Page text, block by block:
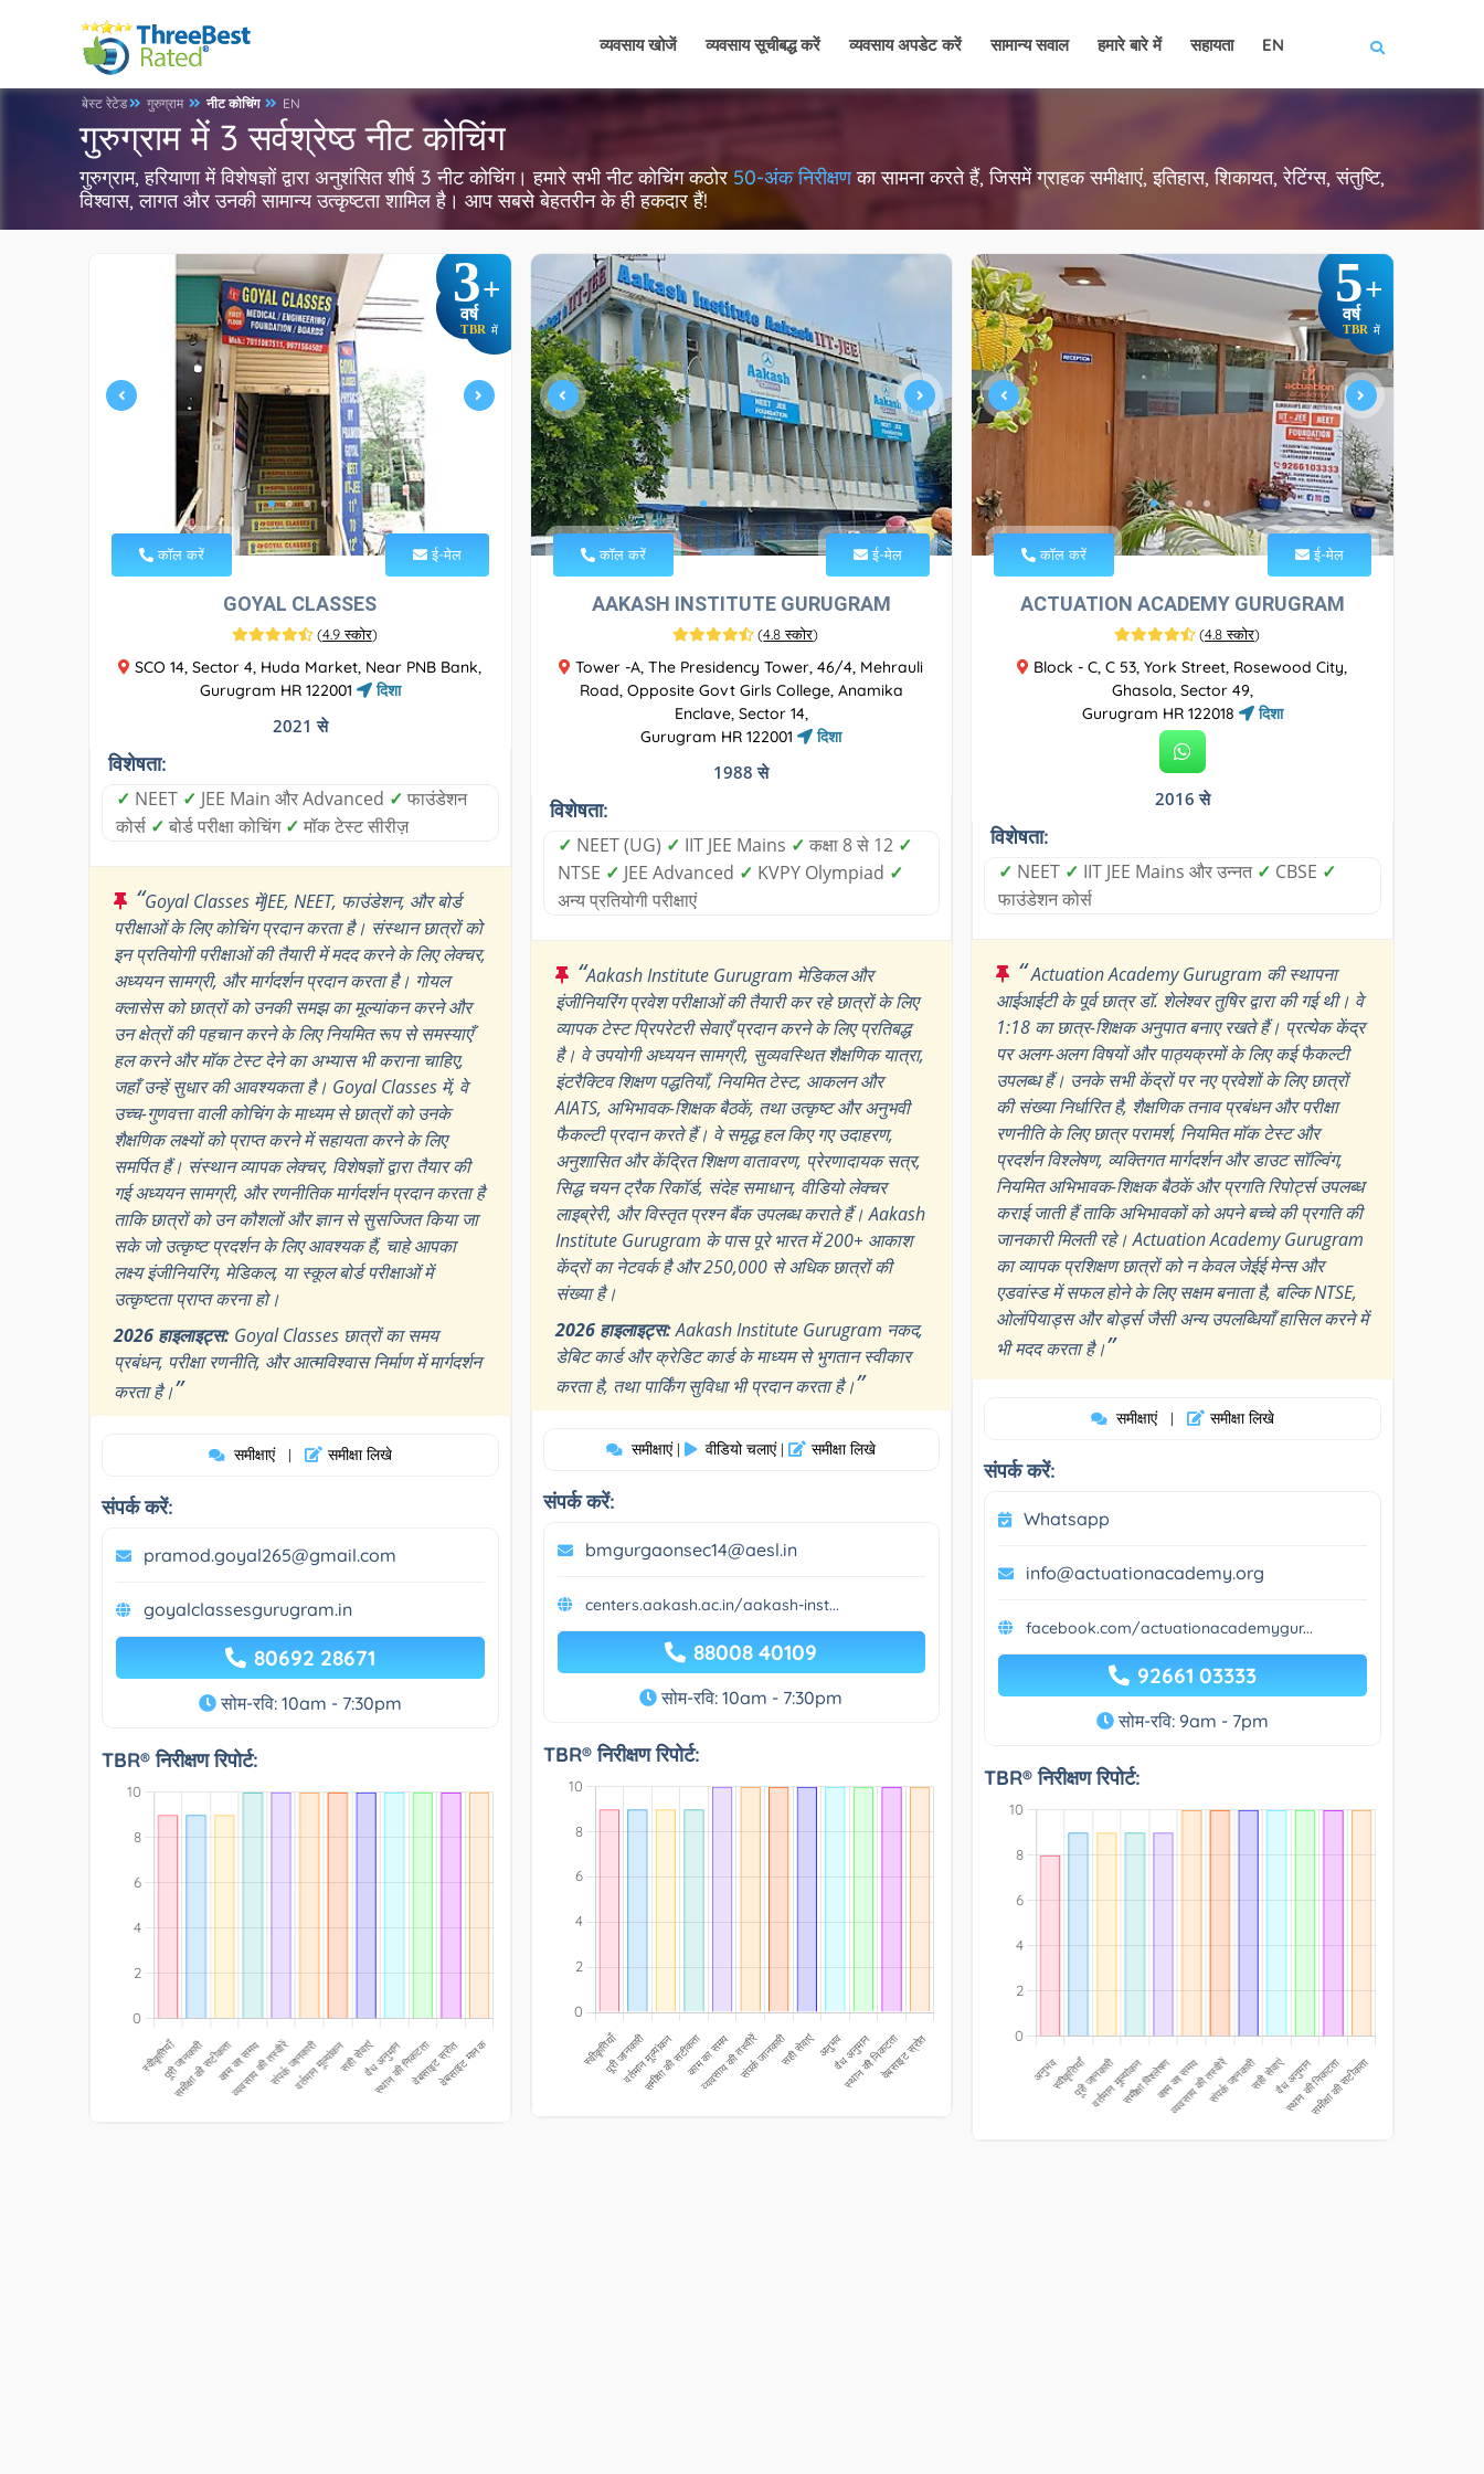
व्यवसाय खोजें व्यवसाय सूचीबद्ध करें व्यवसाय अपडेट करें सामान्य सवाल हमारे बारे में सहायता EN
बेस्ट रेटेड गुरुग्राम नीट कोचिंग EN
गुरुग्राम में 3 सर्वश्रेष्ठ नीट कोचिंग
गुरुग्राम, हरियाणा में विशेषज्ञों द्वारा अनुशंसित शीर्ष 3 नीट कोचिंग। हमारे सभी नीट कोचिंग कठोर50-अंक निरीक्षणका सामना करते हैं, जिसमें ग्राहक समीक्षाएं, इतिहास, शिकायत, रेटिंग्स, संतुष्टि,
विश्वास, लागत और उनकी सामान्य उत्कृष्टता शामिल है। आप सबसे बेहतरीन के ही हकदार हैं!
3+
वर्ष
TBR में
कॉल करें ई-मेल
GOYAL CLASSES
(4.9 स्कोर)
SCO 14, Sector 4, Huda Market, Near PNB Bank,
Gurugram HR 122001
दिशा
2021 से
विशेषता:
✓ NEET ✓ JEE Main और Advanced ✓ फाउंडेशन
कोर्स ✓ बोर्ड परीक्षा कोचिंग ✓ मॉक टेस्ट सीरीज़
“Goyal Classes मेंJEE, NEET, फाउंडेशन, और बोर्ड
परीक्षाओं के लिए कोचिंग प्रदान करता है। संस्थान छात्रों को
इन प्रतियोगी परीक्षाओं की तैयारी में मदद करने के लिए लेक्चर,
अध्ययन सामग्री, और मार्गदर्शन प्रदान करता है। गोयल
क्लासेस को छात्रों को उनकी समझ का मूल्यांकन करने और
उन क्षेत्रों की पहचान करने के लिए नियमित रूप से समस्याएँ
हल करने और मॉक टेस्ट देने का अभ्यास भी कराना चाहिए,
जहाँ उन्हें सुधार की आवश्यकता है। Goyal Classes में, वे
उच्च-गुणवत्ता वाली कोचिंग के माध्यम से छात्रों को उनके
शैक्षणिक लक्ष्यों को प्राप्त करने में सहायता करने के लिए
समर्पित हैं। संस्थान व्यापक लेक्चर, विशेषज्ञों द्वारा तैयार की
गई अध्ययन सामग्री, और रणनीतिक मार्गदर्शन प्रदान करता है
ताकि छात्रों को उन कौशलों और ज्ञान से सुसज्जित किया जा
सके जो उत्कृष्ट प्रदर्शन के लिए आवश्यक हैं, चाहे आपका
लक्ष्य इंजीनियरिंग, मेडिकल, या स्कूल बोर्ड परीक्षाओं में
उत्कृष्टता प्राप्त करना हो।
2026 हाइलाइट्स: Goyal Classes छात्रों का समय
प्रबंधन, परीक्षा रणनीति, और आत्मविश्वास निर्माण में मार्गदर्शन
करता है।”
समीक्षाएं | समीक्षा लिखे
संपर्क करें:
pramod.goyal265@gmail.com
goyalclassesgurugram.in
80692 28671
सोम-रवि: 10am - 7:30pm
TBR® निरीक्षण रिपोर्ट:
कॉल करें ई-मेल
AAKASH INSTITUTE GURUGRAM
(4.8 स्कोर)
Tower -A, The Presidency Tower, 46/4, Mehrauli
Road, Opposite Govt Girls College, Anamika
Enclave, Sector 14,
Gurugram HR 122001
दिशा
1988 से
विशेषता:
✓ NEET (UG) ✓ IIT JEE Mains ✓ कक्षा 8 से 12 ✓
NTSE ✓ JEE Advanced ✓ KVPY Olympiad ✓
अन्य प्रतियोगी परीक्षाएं
“Aakash Institute Gurugram मेडिकल और
इंजीनियरिंग प्रवेश परीक्षाओं की तैयारी कर रहे छात्रों के लिए
व्यापक टेस्ट प्रिपरेटरी सेवाएँ प्रदान करने के लिए प्रतिबद्ध
है। वे उपयोगी अध्ययन सामग्री, सुव्यवस्थित शैक्षणिक यात्रा,
इंटरैक्टिव शिक्षण पद्धतियाँ, नियमित टेस्ट, आकलन और
AIATS, अभिभावक-शिक्षक बैठकें, तथा उत्कृष्ट और अनुभवी
फैकल्टी प्रदान करते हैं। वे समृद्ध हल किए गए उदाहरण,
अनुशासित और केंद्रित शिक्षण वातावरण, प्रेरणादायक सत्र,
सिद्ध चयन ट्रैक रिकॉर्ड, संदेह समाधान, वीडियो लेक्चर
लाइब्रेरी, और विस्तृत प्रश्न बैंक उपलब्ध कराते हैं। Aakash
Institute Gurugram के पास पूरे भारत में 200+ आकाश
केंद्रों का नेटवर्क है और 250,000 से अधिक छात्रों की
संख्या है।
2026 हाइलाइट्स:Aakash Institute Gurugram नकद,
डेबिट कार्ड और क्रेडिट कार्ड के माध्यम से भुगतान स्वीकार
करता है, तथा पार्किंग सुविधा भी प्रदान करता है।”
समीक्षाएं | वीडियो चलाएं | समीक्षा लिखे
संपर्क करें:
bmgurgaonsec14@aesl.in
centers.aakash.ac.in/aakash-inst...
88008 40109
सोम-रवि: 10am - 7:30pm
TBR® निरीक्षण रिपोर्ट:
5+
वर्ष
TBR में
कॉल करें ई-मेल
ACTUATION ACADEMY GURUGRAM
(4.8 स्कोर)
Block - C, C 53, York Street, Rosewood City,
Ghasola, Sector 49,
Gurugram HR 122018
दिशा
2016 से
विशेषता:
✓ NEET ✓ IIT JEE Mains और उन्नत ✓ CBSE ✓
फाउंडेशन कोर्स
“Actuation Academy Gurugram की स्थापना
आईआईटी के पूर्व छात्र डॉ. शेलेश्वर तुषिर द्वारा की गई थी। वे
1:18 का छात्र-शिक्षक अनुपात बनाए रखते हैं। प्रत्येक केंद्र
पर अलग-अलग विषयों और पाठ्यक्रमों के लिए कई फैकल्टी
उपलब्ध हैं। उनके सभी केंद्रों पर नए प्रवेशों के लिए छात्रों
की संख्या निर्धारित है, शैक्षणिक तनाव प्रबंधन और परीक्षा
रणनीति के लिए छात्र परामर्श, नियमित मॉक टेस्ट और
प्रदर्शन विश्लेषण, व्यक्तिगत मार्गदर्शन और डाउट सॉल्विंग,
नियमित अभिभावक-शिक्षक बैठकें और प्रगति रिपोर्ट्स उपलब्ध
कराई जाती हैं ताकि अभिभावकों को अपने बच्चे की प्रगति की
जानकारी मिलती रहे। Actuation Academy Gurugram
का व्यापक प्रशिक्षण छात्रों को न केवल जेईई मेन्स और
एडवांस्ड में सफल होने के लिए सक्षम बनाता है, बल्कि NTSE,
ओलंपियाड्स और बोर्ड्स जैसी अन्य उपलब्धियाँ हासिल करने में
भी मदद करता है।”
समीक्षाएं | समीक्षा लिखे
संपर्क करें:
Whatsapp
info@actuationacademy.org
facebook.com/actuationacademygur...
92661 03333
सोम-रवि: 9am - 7pm
TBR® निरीक्षण रिपोर्ट: